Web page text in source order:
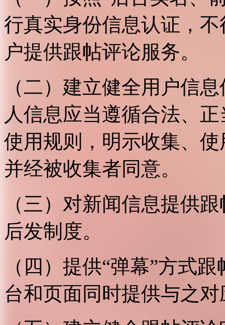
行真实身份信息认证，
户提供跟帖评论服务。
（二）建立健全用户信
人信息应当遵循合法、
使用规则，明示收集、
并经被收集者同意。
（三）对新闻信息提供
后发制度。
（四）提供“弹幕”方式
台和页面同时提供与之